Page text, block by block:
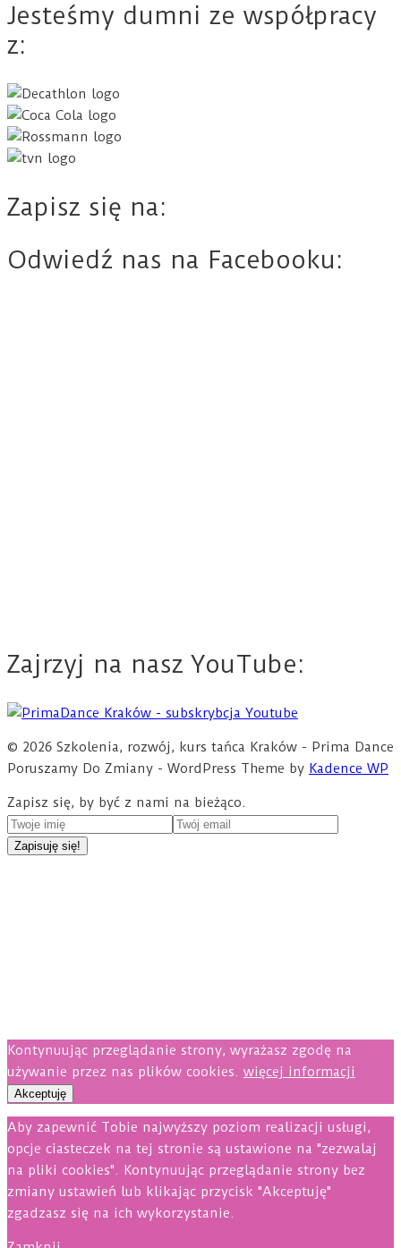
Jesteśmy dumni ze współpracy
z:
Zapisz się na:
Odwiedź nas na Facebooku:
Zajrzyj na nasz YouTube:
© 2026 Szkolenia, rozwój, kurs tańca Kraków - Prima Dance
Poruszamy Do Zmiany - WordPress Theme by Kadence WP
Zapisz się, by być z nami na bieżąco.
Kontynuując przeglądanie strony, wyrażasz zgodę na
używanie przez nas plików cookies. więcej informacji
Akceptuję
Aby zapewnić Tobie najwyższy poziom realizacji usługi,
opcje ciasteczek na tej stronie są ustawione na "zezwalaj
na pliki cookies". Kontynuując przeglądanie strony bez
zmiany ustawień lub klikając przycisk "Akceptuję"
zgadzasz się na ich wykorzystanie.